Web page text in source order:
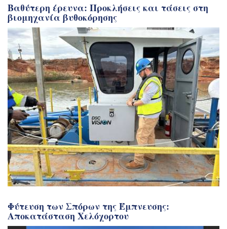
Βαθύτερη έρευνα: Προκλήσεις και τάσεις στη
βιομηχανία βυθοκόρησης
Φύτευση των Σπόρων της Έμπνευσης:
Αποκατάσταση Χελόχορτου